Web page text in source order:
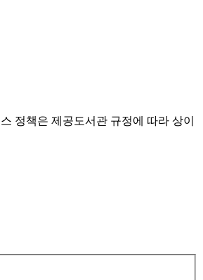
정책은 제공도서관 규정에 따라 상이